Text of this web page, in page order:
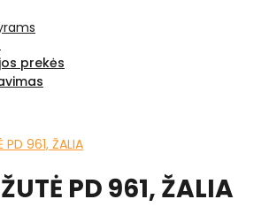
prekės
PD 961, ŽALIA
PD 961, ŽALIA